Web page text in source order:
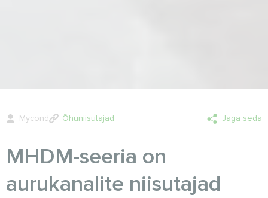
Mycond Õhuniisutajad Jaga seda
MHDM-seeria on
aurukanalite niisutajad